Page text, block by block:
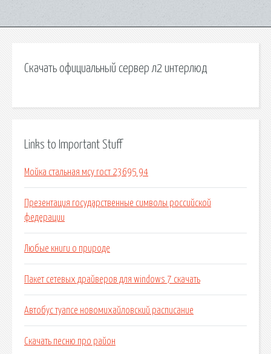
Скачать официальный сервер л2 интерлюд
Links to Important Stuff
Мойка стальная мсу гост 23695 94
Презентация государственные символы российской
федерации
Любые книги о природе
Пакет сетевых драйверов для windows 7 скачать
Автобус туапсе новомихайловский расписание
Скачать песню про район